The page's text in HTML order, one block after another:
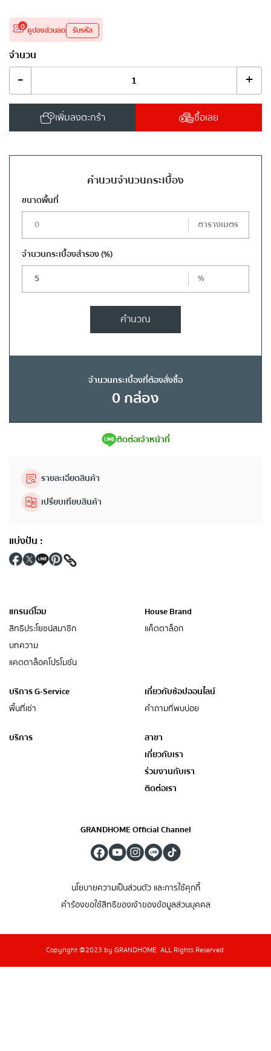
0 คูปองส่วนลด รับรหัส
จำนวน
- +
เพิ่มลงตะกร้า ซื้อเลย
คำนวนจำนวนกระเบื้อง
ขนาดพื้นที่
ตารางเมตร
จำนวนกระเบื้องสำรอง(%)
%
คำนวณ
จำนวนกระเบื้องที่ต้องสั่งซื้อ
0กล่อง
ติดต่อเจ้าหน้าที่
รายละเอียดสินค้า
เปรียบเทียบสินค้า
แบ่งปัน :
แกรนด์โฮม
สิทธิประโยชน์สมาชิก
บทความ
แคตตาล็อคโปรโมชั่น
House Brand
แค็ตตาล็อก
บริการ G-Service
พื้นที่เช่า
เกี่ยวกับช้อปออนไลน์
คำถามที่พบบ่อย
บริการ
สาขา
เกี่ยวกับเรา
ร่วมงานกับเรา
ติดต่อเรา
GRANDHOME Official Channel
นโยบายความเป็นส่วนตัว และการใช้คุกกี้
คำร้องขอใช้สิทธิของเจ้าของข้อมูลส่วนบุคคล
Copyright @2023 by GRANDHOME. ALL Rights Reserved.